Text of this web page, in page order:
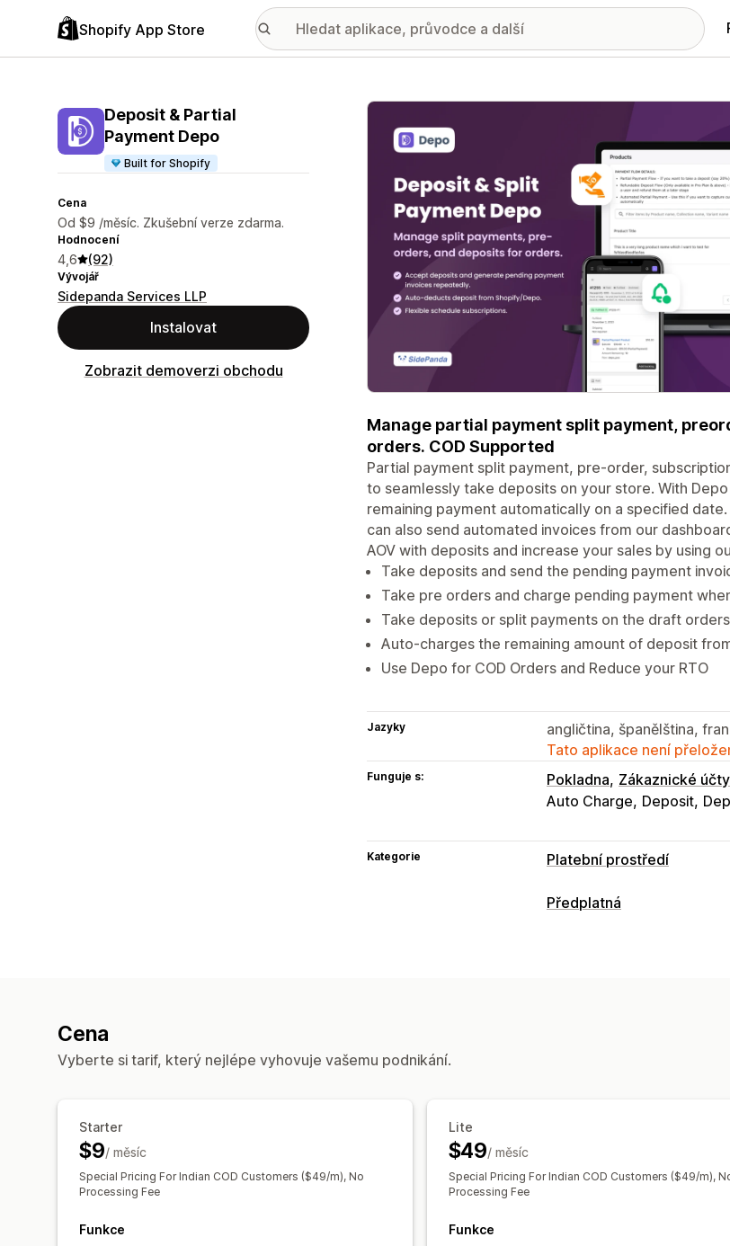
Shopify App Store
Deposit & Partial
Payment Depo
Built for Shopify
Cena
Od $9 /měsíc. Zkušební verze zdarma.
Hodnocení
4,6 (92)
Vývojář
Sidepanda Services LLP
Instalovat
Zobrazit demoverzi obchodu
Galerie propagovaných obrázků
Manage partial payment split payment,
orders. COD Supported
Partial payment split payment, pre-order,
to seamlessly take deposits on your store. With
remaining payment automatically on a specified
can also send automated invoices from our
AOV with deposits and increase your sales by using
Take deposits and send the pending payment
Take pre orders and charge pending payment
Take deposits or split payments on the draft
Auto-charges the remaining amount of deposit
Use Depo for COD Orders and Reduce your RTO
Jazyky
angličtina, španělština,
Tato aplikace není
Funguje s: Pokladna Zákaznické účty
Auto Charge Deposit
Kategorie Platební prostředí
Možnosti zobrazení
Předplatná
Cena
Vyberte si tarif, který nejlépe vyhovuje vašemu podnikání.
Starter
$9/ měsíc
Special Pricing For Indian COD Customers ($49/m), No
Processing Fee
Funkce
Lite
$49/ měsíc
Special Pricing For Indian COD Customers ($49/m),
Processing Fee
Funkce